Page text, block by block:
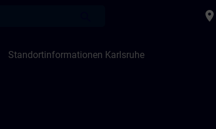
place
Standortinformationen Karlsruhe